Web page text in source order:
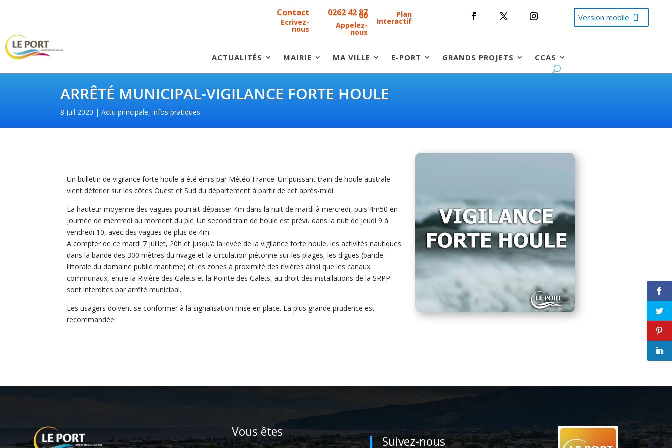
Contact
Ecrivez-
nous
0262 42 87
00
Appelez-
nous
Plan
Interactif Version mobile
ACTUALITÉS MAIRIE MA VILLE E-PORT GRANDS PROJETS CCAS
ARRÊTÉ MUNICIPAL-VIGILANCE FORTE HOULE
8 Juil 2020 Actu principale, infos pratiques
Un bulletin de vigilance forte houle a été émis par Météo France. Un puissant train de houle australe
vient déferler sur les côtes Ouest et Sud du département à partir de cet après-midi.
La hauteur moyenne des vagues pourrait dépasser 4m dans la nuit de mardi à mercredi, puis 4m50 en
journée de mercredi au moment du pic. Un second train de houle est prévu dans la nuit de jeudi 9 à
vendredi 10, avec des vagues de plus de 4m.
A compter de ce mardi 7 juillet, 20h et jusqu’à la levée de la vigilance forte houle, les activités nautiques
dans la bande des 300 mètres du rivage et la circulation piétonne sur les plages, les digues (bande
littorale du domaine public maritime) et les zones à proximité des rivières ainsi que les canaux
communaux, entre la Rivière des Galets et la Pointe des Galets, au droit des installations de la SRPP
sont interdites par arrêté municipal.
Les usagers doivent se conformer à la signalisation mise en place. La plus grande prudence est
recommandée.
Vous êtes
Suivez-nous